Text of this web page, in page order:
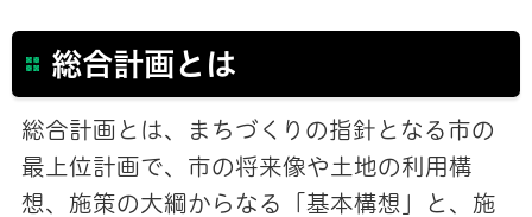
総合計画とは
総合計画とは、まちづくりの指針となる市の
最上位計画で、市の将来像や土地の利用構
想、施策の大綱からなる「基本構想」と、施